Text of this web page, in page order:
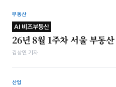
부동산
AI 비즈부동산
26년 8월 1주차 서울 부동
김상연 기자
산업